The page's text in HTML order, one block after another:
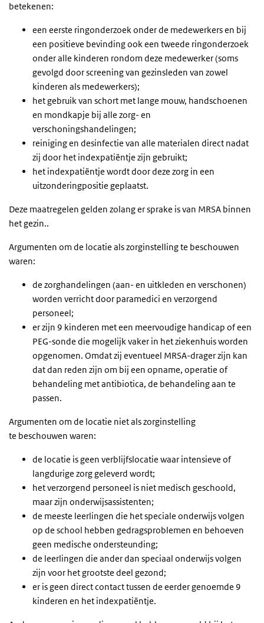
betekenen:
een eerste ringonderzoek onder de medewerkers en bij
een positieve bevinding ook een tweede ringonderzoek
onder alle kinderen rondom deze medewerker (soms
gevolgd door screening van gezinsleden van zowel
kinderen als medewerkers);
het gebruik van schort met lange mouw, handschoenen
en mondkapje bij alle zorg- en
verschoningshandelingen;
reiniging en desinfectie van alle materialen direct nadat
zij door het indexpatiëntje zijn gebruikt;
het indexpatiëntje wordt door deze zorg in een
uitzonderingpositie geplaatst.
Deze maatregelen gelden zolang er sprake is van MRSA binnen
het gezin..
Argumenten om de locatie als zorginstelling te beschouwen
waren:
de zorghandelingen (aan- en uitkleden en verschonen)
worden verricht door paramedici en verzorgend
personeel;
er zijn 9 kinderen met een meervoudige handicap of een
PEG-sonde die mogelijk vaker in het ziekenhuis worden
opgenomen. Omdat zij eventueel MRSA-drager zijn kan
dat dan reden zijn om bij een opname, operatie of
behandeling met antibiotica, de behandeling aan te
passen.
Argumenten om de locatie niet als zorginstelling
te beschouwen waren:
de locatie is geen verblijfslocatie waar intensieve of
langdurige zorg geleverd wordt;
het verzorgend personeel is niet medisch geschoold,
maar zijn onderwijsassistenten;
de meeste leerlingen die het speciale onderwijs volgen
op de school hebben gedragsproblemen en behoeven
geen medische ondersteunding;
de leerlingen die ander dan speciaal onderwijs volgen
zijn voor het grootste deel gezond;
er is geen direct contact tussen de eerder genoemde 9
kinderen en het indexpatiëntje.